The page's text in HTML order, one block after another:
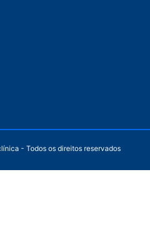
- Todos os direitos reservados